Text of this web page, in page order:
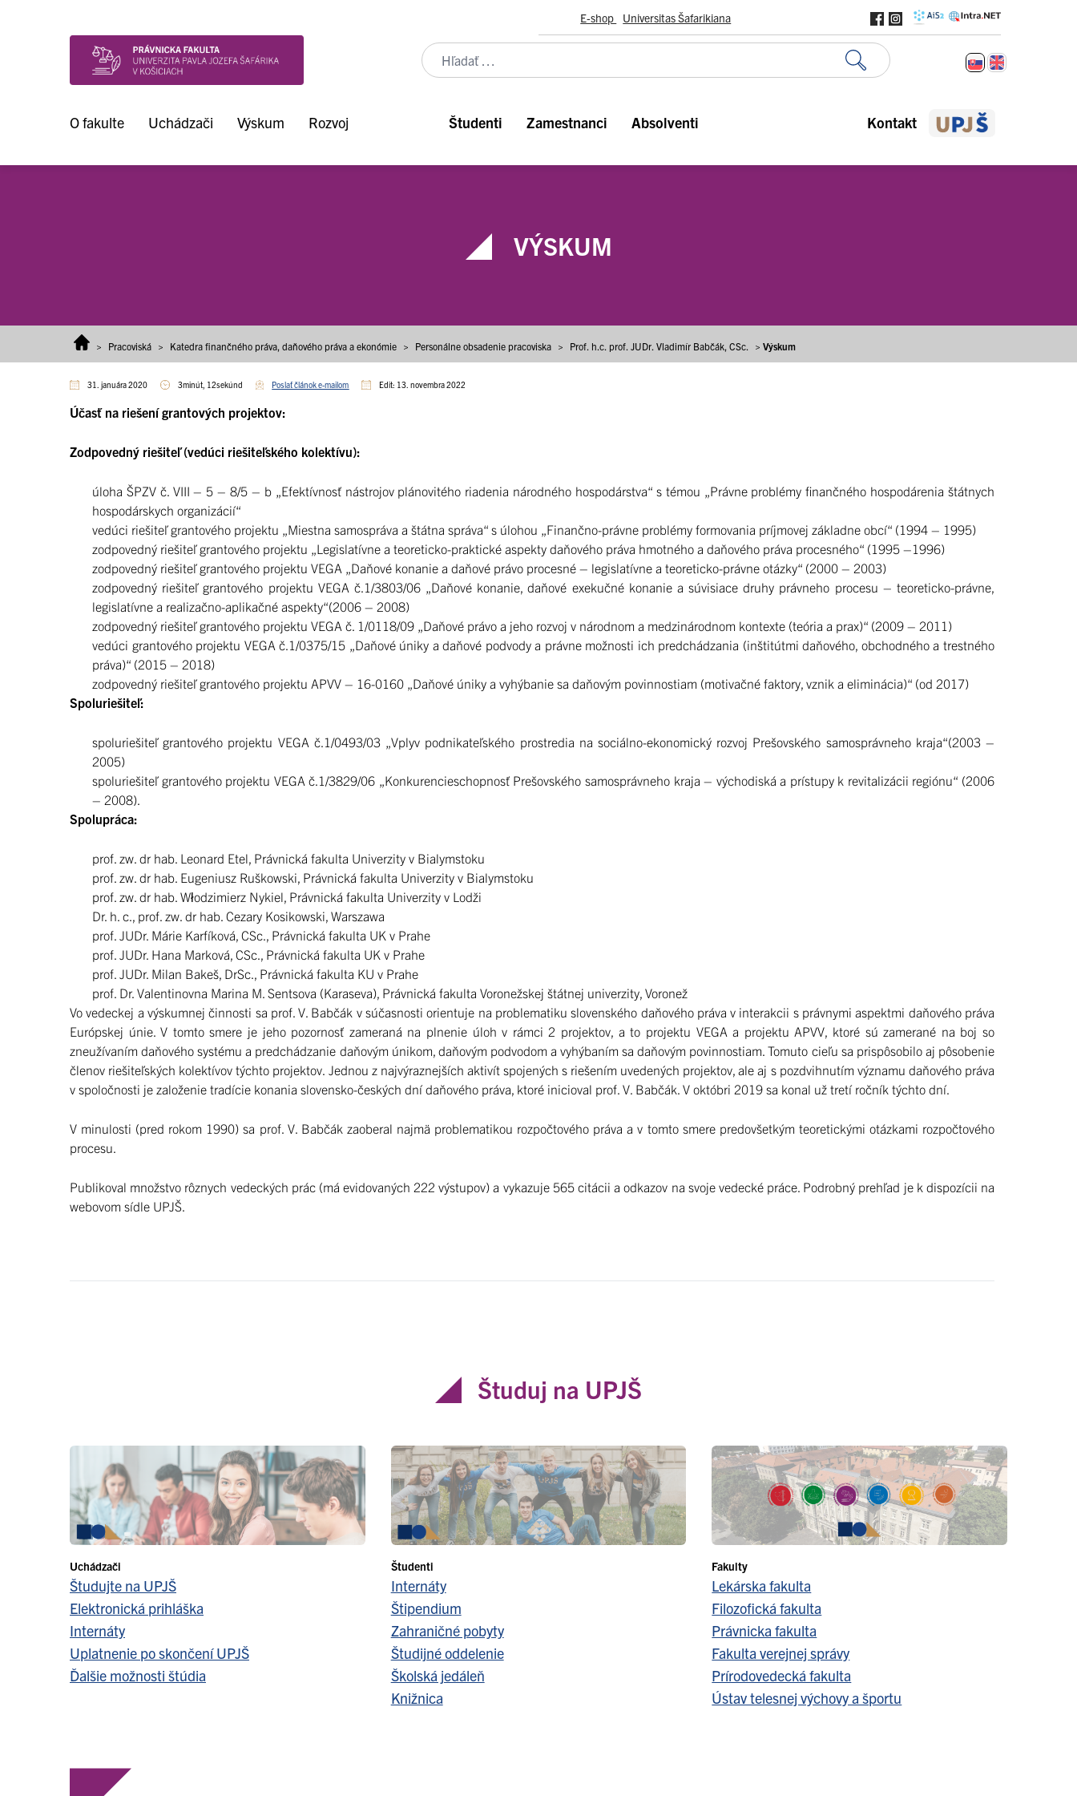
E-shop Universitas Šafarikiana
O fakulte Uchádzači Výskum Rozvoj Študenti Zamestnanci Absolventi Kontakt
VÝSKUM
> Pracoviská > Katedra finančného práva, daňového práva a ekonómie > Personálne obsadenie pracoviska > Prof. h.c. prof. JUDr. Vladimír Babčák, CSc. > Výskum
31. januára 2020 3minút, 12sekúnd Poslať článok e-mailom Edit: 13. novembra 2022
Účasť na riešení grantových projektov:
Zodpovedný riešiteľ (vedúci riešiteľského kolektívu):
úloha ŠPZV č. VIII – 5 – 8/5 – b „Efektívnosť nástrojov plánovitého riadenia národného hospodárstva“ s témou „Právne problémy finančného hospodárenia štátnych
hospodárskych organizácií“
vedúci riešiteľ grantového projektu „Miestna samospráva a štátna správa“ s úlohou „Finančno-právne problémy formovania príjmovej základne obcí“ (1994 – 1995)
zodpovedný riešiteľ grantového projektu „Legislatívne a teoreticko-praktické aspekty daňového práva hmotného a daňového práva procesného“ (1995 –1996)
zodpovedný riešiteľ grantového projektu VEGA „Daňové konanie a daňové právo procesné – legislatívne a teoreticko-právne otázky“ (2000 – 2003)
zodpovedný riešiteľ grantového projektu VEGA č.1/3803/06 „Daňové konanie, daňové exekučné konanie a súvisiace druhy právneho procesu – teoreticko-právne,
legislatívne a realizačno-aplikačné aspekty“(2006 – 2008)
zodpovedný riešiteľ grantového projektu VEGA č. 1/0118/09 „Daňové právo a jeho rozvoj v národnom a medzinárodnom kontexte (teória a prax)“ (2009 – 2011)
vedúci grantového projektu VEGA č.1/0375/15 „Daňové úniky a daňové podvody a právne možnosti ich predchádzania (inštitútmi daňového, obchodného a trestného
práva)“ (2015 – 2018)
zodpovedný riešiteľ grantového projektu APVV – 16-0160 „Daňové úniky a vyhýbanie sa daňovým povinnostiam (motivačné faktory, vznik a eliminácia)“ (od 2017)
Spoluriešiteľ:
spoluriešiteľ grantového projektu VEGA č.1/0493/03 „Vplyv podnikateľského prostredia na sociálno-ekonomický rozvoj Prešovského samosprávneho kraja“(2003 –
2005)
spoluriešiteľ grantového projektu VEGA č.1/3829/06 „Konkurencieschopnosť Prešovského samosprávneho kraja – východiská a prístupy k revitalizácii regiónu“ (2006
– 2008).
Spolupráca:
prof. zw. dr hab. Leonard Etel, Právnická fakulta Univerzity v Bialymstoku
prof. zw. dr hab. Eugeniusz Ruškowski, Právnická fakulta Univerzity v Bialymstoku
prof. zw. dr hab. Włodzimierz Nykiel, Právnická fakulta Univerzity v Lodži
Dr. h. c., prof. zw. dr hab. Cezary Kosikowski, Warszawa
prof. JUDr. Márie Karfíková, CSc., Právnická fakulta UK v Prahe
prof. JUDr. Hana Marková, CSc., Právnická fakulta UK v Prahe
prof. JUDr. Milan Bakeš, DrSc., Právnická fakulta KU v Prahe
prof. Dr. Valentinovna Marina M. Sentsova (Karaseva), Právnická fakulta Voronežskej štátnej univerzity, Voronež
Vo vedeckej a výskumnej činnosti sa prof. V. Babčák v súčasnosti orientuje na problematiku slovenského daňového práva v interakcii s právnymi aspektmi daňového práva
Európskej únie. V tomto smere je jeho pozornosť zameraná na plnenie úloh v rámci 2 projektov, a to projektu VEGA a projektu APVV, ktoré sú zamerané na boj so
zneužívaním daňového systému a predchádzanie daňovým únikom, daňovým podvodom a vyhýbaním sa daňovým povinnostiam. Tomuto cieľu sa prispôsobilo aj pôsobenie
členov riešiteľských kolektívov týchto projektov. Jednou z najvýraznejších aktivít spojených s riešením uvedených projektov, ale aj s pozdvihnutím významu daňového práva
v spoločnosti je založenie tradície konania slovensko-českých dní daňového práva, ktoré inicioval prof. V. Babčák. V októbri 2019 sa konal už tretí ročník týchto dní.
V minulosti (pred rokom 1990) sa prof. V. Babčák zaoberal najmä problematikou rozpočtového práva a v tomto smere predovšetkým teoretickými otázkami rozpočtového
procesu.
Publikoval množstvo rôznych vedeckých prác (má evidovaných 222 výstupov) a vykazuje 565 citácii a odkazov na svoje vedecké práce. Podrobný prehľad je k dispozícii na
webovom sídle UPJŠ.
Študuj na UPJŠ
Uchádzači
Študujte na UPJŠ
Elektronická prihláška
Internáty
Uplatnenie po skončení UPJŠ
Ďalšie možnosti štúdia
Študenti
Internáty
Štipendium
Zahraničné pobyty
Študijné oddelenie
Školská jedáleň
Knižnica
Fakulty
Lekárska fakulta
Filozofická fakulta
Právnicka fakulta
Fakulta verejnej správy
Prírodovedecká fakulta
Ústav telesnej výchovy a športu